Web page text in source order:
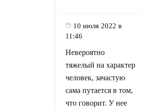
10 июля 2022 в
11:46
Невероятно
тяжелый на характер
человек, зачастую
сама путается в том,
что говорит. У нее